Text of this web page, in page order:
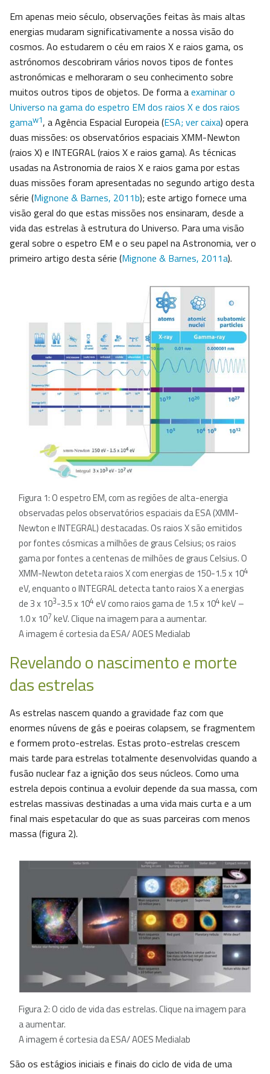
Em apenas meio século, observações feitas às mais altas
energias mudaram significativamente a nossa visão do
cosmos. Ao estudarem o céu em raios X e raios gama, os
astrónomos descobriram vários novos tipos de fontes
astronómicas e melhoraram o seu conhecimento sobre
muitos outros tipos de objetos. De forma aexaminar o
Universo na gama do espetro EM dos raios X e dos raios
gamaw1, a Agência Espacial Europeia (ESA; ver caixa) opera
duas missões: os observatórios espaciais XMM-Newton
(raios X) e INTEGRAL (raios X e raios gama). As técnicas
usadas na Astronomia de raios X e raios gama por estas
duas missões foram apresentadas no segundo artigo desta
série (Mignone & Barnes, 2011b); este artigo fornece uma
visão geral do que estas missões nos ensinaram, desde a
vida das estrelas à estrutura do Universo. Para uma visão
geral sobre o espetro EM e o seu papel na Astronomia, ver o
primeiro artigo desta série (Mignone & Barnes, 2011a).
Figura 1: O espetro EM, com as regiões de alta-energia
observadas pelos observatórios espaciais da ESA (XMM-
Newton e INTEGRAL) destacadas. Os raios X são emitidos
por fontes cósmicas a milhões de graus Celsius; os raios
gama por fontes a centenas de milhões de graus Celsius. O
XMM-Newton deteta raios X com energias de 150-1.5 x 104
eV, enquanto o INTEGRAL detecta tanto raios X a energias
de 3 x 103-3.5 x 104 eV como raios gama de 1.5 x 104 keV –
1.0 x 107 keV. Clique na imagem para a aumentar.
A imagem é cortesia da ESA/ AOES Medialab
Revelando o nascimento e morte
das estrelas
As estrelas nascem quando a gravidade faz com que
enormes núvens de gás e poeiras colapsem, se fragmentem
e formem proto-estrelas. Estas proto-estrelas crescem
mais tarde para estrelas totalmente desenvolvidas quando a
fusão nuclear faz a ignição dos seus núcleos. Como uma
estrela depois continua a evoluir depende da sua massa, com
estrelas massivas destinadas a uma vida mais curta e a um
final mais espetacular do que as suas parceiras com menos
massa (figura 2).
Figura 2: O ciclo de vida das estrelas. Clique na imagem para
a aumentar.
A imagem é cortesia da ESA/ AOES Medialab
São os estágios iniciais e finais do ciclo de vida de uma